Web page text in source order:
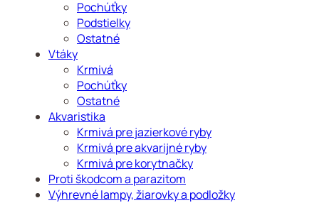
Pochúťky
Podstielky
Ostatné
Vtáky
Krmivá
Pochúťky
Ostatné
Akvaristika
Krmivá pre jazierkové ryby
Krmivá pre akvarijné ryby
Krmivá pre korytnačky
Proti škodcom a parazitom
Výhrevné lampy, žiarovky a podložky